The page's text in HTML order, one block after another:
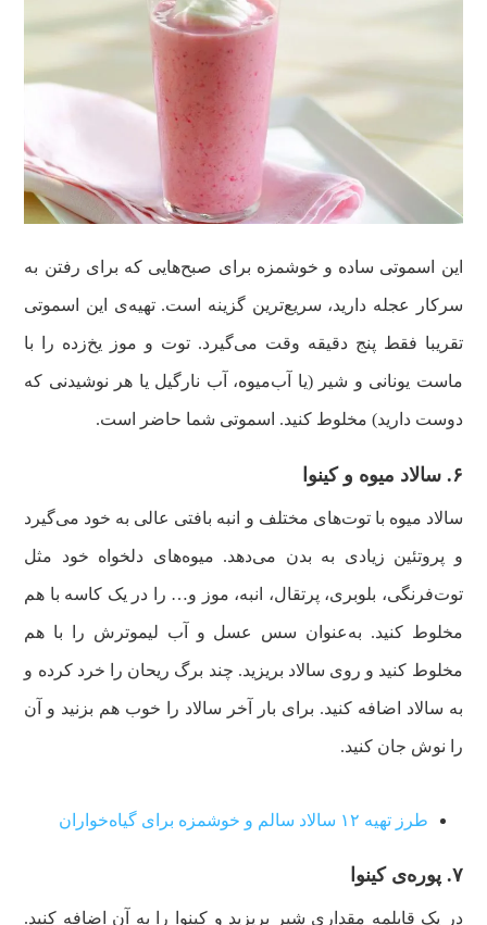
این اسموتی ساده و خوشمزه برای صبح‌هایی که برای رفتن به
سرکار عجله دارید، سریع‌ترین گزینه است. تهیه‌ی این اسموتی
تقریبا فقط پنج دقیقه وقت می‌گیرد. توت و موز یخ‌زده را با
ماست یونانی و شیر (یا آب‌میوه، آب نارگیل یا هر نوشیدنی که
دوست دارید) مخلوط کنید. اسموتی شما حاضر است‌.
۶‌. سالاد میوه و کینوا
سالاد میوه با توت‌های مختلف و انبه بافتی عالی به خود می‌گیرد
و پروتئین زیادی به بدن می‌دهد. میوه‌های دلخواه خود مثل
توت‌فرنگی، بلوبری، پرتقال، انبه، موز و… را در یک کاسه با هم
مخلوط کنید. به‌عنوان سس عسل و آب لیموترش را با هم
مخلوط کنید و روی سالاد بریزید. چند برگ ریحان را خرد کرده و
به سالاد اضافه کنید. برای بار آخر سالاد را خوب هم بزنید و آن
را نوش جان کنید.
طرز تهیه ۱۲ سالاد سالم و خوشمزه برای گیاه‌خواران
۷. پوره‌ی کینوا
در یک قابلمه مقداری شیر بریزید و کینوا را به آن اضافه کنید‌.